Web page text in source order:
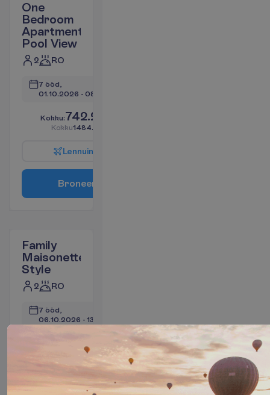
One
Bedroom
Apartment
Pool View
2 RO
7 ööd,
01.10.2026 - 08.10.2026
Kokku:742.22
Kokku1484.44
Lennuin
Broneer
Family
Maisonette
Style
2 RO
7 ööd,
06.10.2026 - 13.10.2026
€/reisija
1488.06 €/pakett
L nnuin